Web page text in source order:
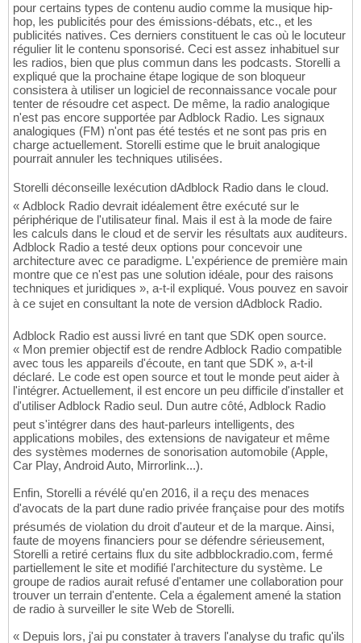
pour certains types de contenu audio comme la musique hip-
hop, les publicités pour des émissions-débats, etc., et les
publicités natives. Ces derniers constituent le cas où le locuteur
régulier lit le contenu sponsorisé. Ceci est assez inhabituel sur
les radios, bien que plus commun dans les podcasts. Storelli a
expliqué que la prochaine étape logique de son bloqueur
consistera à utiliser un logiciel de reconnaissance vocale pour
tenter de résoudre cet aspect. De même, la radio analogique
n'est pas encore supportée par Adblock Radio. Les signaux
analogiques (FM) n'ont pas été testés et ne sont pas pris en
charge actuellement. Storelli estime que le bruit analogique
pourrait annuler les techniques utilisées.
Storelli déconseille lexécution dAdblock Radio dans le cloud.
« Adblock Radio devrait idéalement être exécuté sur le
périphérique de l'utilisateur final. Mais il est à la mode de faire
les calculs dans le cloud et de servir les résultats aux auditeurs.
Adblock Radio a testé deux options pour concevoir une
architecture avec ce paradigme. L'expérience de première main
montre que ce n'est pas une solution idéale, pour des raisons
techniques et juridiques », a-t-il expliqué. Vous pouvez en savoir
à ce sujet en consultant la note de version dAdblock Radio.
Adblock Radio est aussi livré en tant que SDK open source.
« Mon premier objectif est de rendre Adblock Radio compatible
avec tous les appareils d'écoute, en tant que SDK », a-t-il
déclaré. Le code est open source et tout le monde peut aider à
l'intégrer. Actuellement, il est encore un peu difficile d'installer et
d'utiliser Adblock Radio seul. Dun autre côté, Adblock Radio
peut s'intégrer dans des haut-parleurs intelligents, des
applications mobiles, des extensions de navigateur et même
des systèmes modernes de sonorisation automobile (Apple,
Car Play, Android Auto, Mirrorlink...).
Enfin, Storelli a révélé qu'en 2016, il a reçu des menaces
d'avocats de la part dune radio privée française pour des motifs
présumés de violation du droit d'auteur et de la marque. Ainsi,
faute de moyens financiers pour se défendre sérieusement,
Storelli a retiré certains flux du site adbblockradio.com, fermé
partiellement le site et modifié l'architecture du système. Le
groupe de radios aurait refusé d'entamer une collaboration pour
trouver un terrain d'entente. Cela a également amené la station
de radio à surveiller le site Web de Storelli.
« Depuis lors, j'ai pu constater à travers l'analyse du trafic qu'ils